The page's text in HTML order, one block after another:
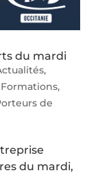
du mardi
,
Formations,
de
du mardi,